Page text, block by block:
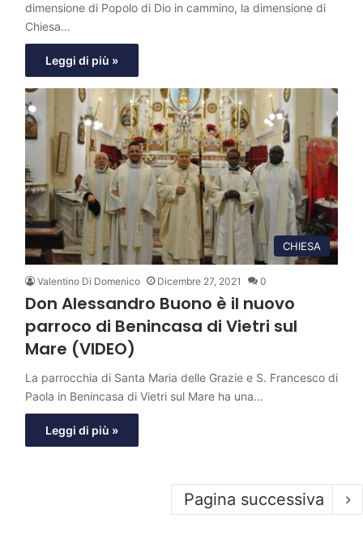
dimensione di Popolo di Dio in cammino, la dimensione di
Chiesa…
Leggi di più »
CHIESA
Valentino Di Domenico Dicembre 27, 2021 0
Don Alessandro Buono è il nuovo
parroco di Benincasa di Vietri sul
Mare (VIDEO)
La parrocchia di Santa Maria delle Grazie e S. Francesco di
Paola in Benincasa di Vietri sul Mare ha una…
Leggi di più »
Pagina successiva